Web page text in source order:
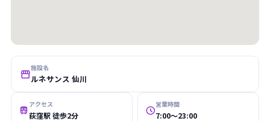
施設名
ルネサンス 仙川
 アクセス
荻窪駅 徒歩2分 営業時間
7:00〜23:00